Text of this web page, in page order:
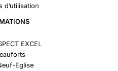
d’utilisation
EXCEL
Eglise